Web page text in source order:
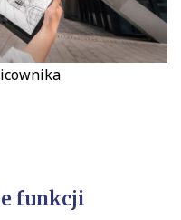
funkcji